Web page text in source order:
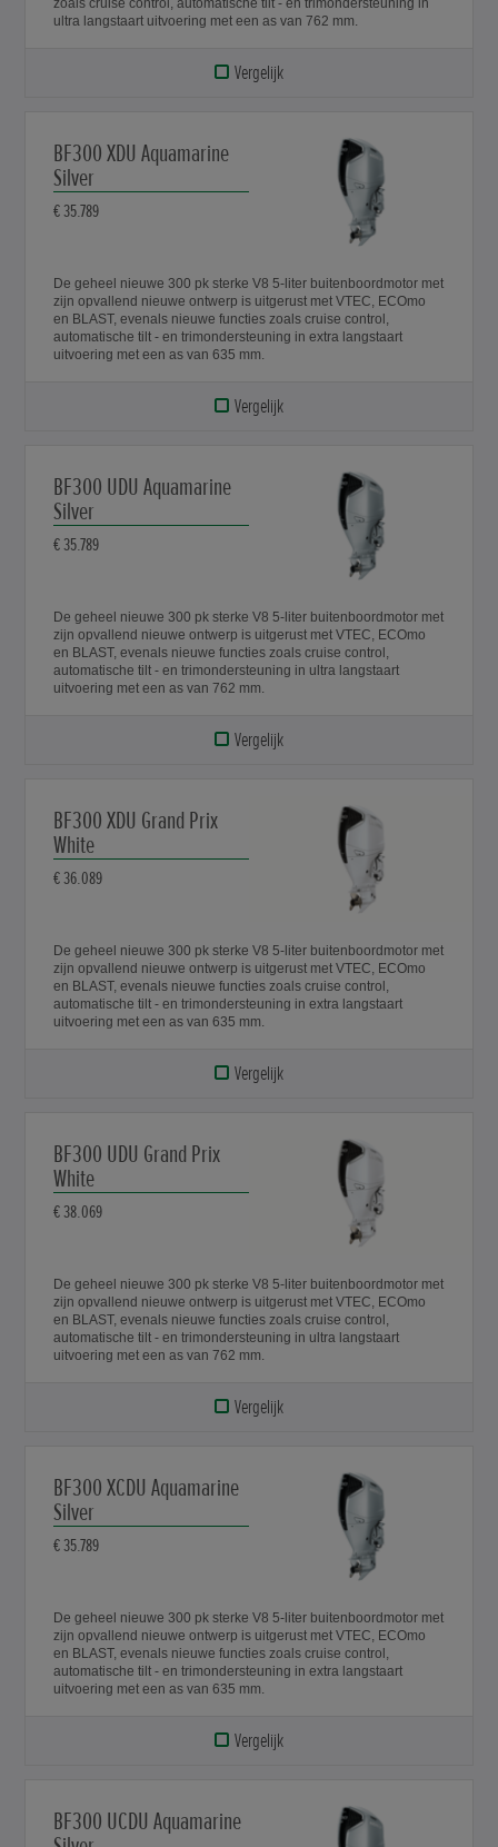
ultra langstaart uitvoering met een as van 762 mm.
Vergelijk
BF300 XDU Aquamarine
Silver
€ 35.789
De geheel nieuwe 300 pk sterke V8 5-liter buitenboordmotor met
zijn opvallend nieuwe ontwerp is uitgerust met VTEC, ECOmo
en BLAST, evenals nieuwe functies zoals cruise control,
automatische tilt - en trimondersteuning in extra langstaart
uitvoering met een as van 635 mm.
Vergelijk
BF300 UDU Aquamarine
Silver
€ 35.789
De geheel nieuwe 300 pk sterke V8 5-liter buitenboordmotor met
zijn opvallend nieuwe ontwerp is uitgerust met VTEC, ECOmo
en BLAST, evenals nieuwe functies zoals cruise control,
automatische tilt - en trimondersteuning in ultra langstaart
uitvoering met een as van 762 mm.
Vergelijk
BF300 XDU Grand Prix
White
€ 36.089
De geheel nieuwe 300 pk sterke V8 5-liter buitenboordmotor met
zijn opvallend nieuwe ontwerp is uitgerust met VTEC, ECOmo
en BLAST, evenals nieuwe functies zoals cruise control,
automatische tilt - en trimondersteuning in extra langstaart
uitvoering met een as van 635 mm.
Vergelijk
BF300 UDU Grand Prix
White
€ 38.069
De geheel nieuwe 300 pk sterke V8 5-liter buitenboordmotor met
zijn opvallend nieuwe ontwerp is uitgerust met VTEC, ECOmo
en BLAST, evenals nieuwe functies zoals cruise control,
automatische tilt - en trimondersteuning in ultra langstaart
uitvoering met een as van 762 mm.
Vergelijk
BF300 XCDU Aquamarine
Silver
€ 35.789
De geheel nieuwe 300 pk sterke V8 5-liter buitenboordmotor met
zijn opvallend nieuwe ontwerp is uitgerust met VTEC, ECOmo
en BLAST, evenals nieuwe functies zoals cruise control,
automatische tilt - en trimondersteuning in extra langstaart
uitvoering met een as van 635 mm.
Vergelijk
BF300 UCDU Aquamarine